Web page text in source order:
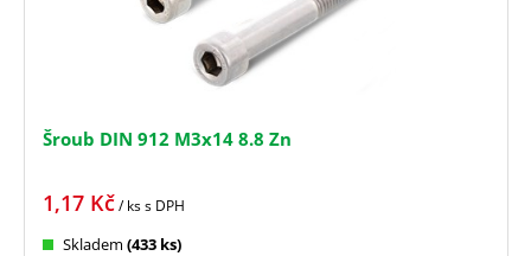
Šroub DIN 912 M3x14 8.8 Zn
1,17 Kč/ kss DPH
Skladem (433 ks)